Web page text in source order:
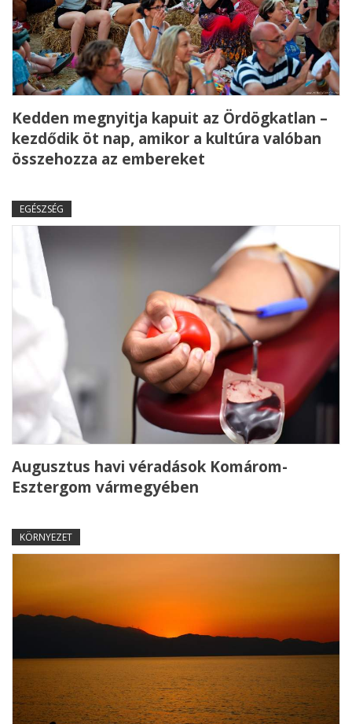
Kedden megnyitja kapuit az Ördögkatlan –
kezdődik öt nap, amikor a kultúra valóban
összehozza az embereket
EGÉSZSÉG
Augusztus havi véradások Komárom-
Esztergom vármegyében
KÖRNYEZET